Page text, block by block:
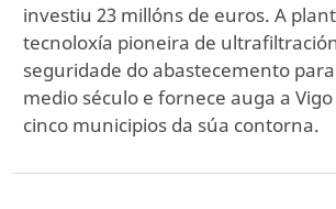
investiu 23 millóns de euros. A
tecnoloxía pioneira de
seguridade do abastecemento
medio século e fornece auga a
cinco municipios da súa contorna.